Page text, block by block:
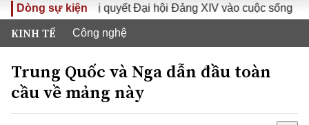
Dòng sự kiện
Đưa Nghị quyết Đại hội Đảng XIV vào cuộc sống
KINH TẾ Công nghệ
Trung Quốc và Nga dẫn đầu toàn
cầu về mảng này